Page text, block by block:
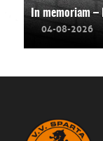
In memoriam –
04-08-2026